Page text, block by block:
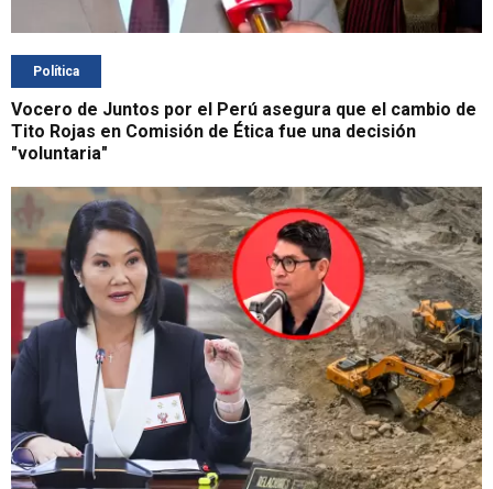
Política
Vocero de Juntos por el Perú asegura que el cambio de
Tito Rojas en Comisión de Ética fue una decisión
"voluntaria"